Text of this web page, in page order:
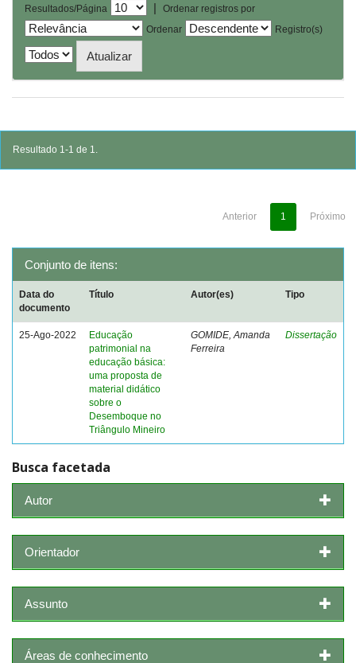
Resultados/Página |
Ordenar registros por
Ordenar
Registro(s)
Resultado 1-1 de 1.
Anterior 1 Próximo
Conjunto de itens:
Data do
documento
Título Autor(es) Tipo
25-Ago-2022
Educação
patrimonial na
educação básica:
uma proposta de
material didático
sobre o
Desemboque no
Triângulo Mineiro
GOMIDE, Amanda
Ferreira
Dissertação
Busca facetada
Autor
Orientador
Assunto
Áreas de conhecimento